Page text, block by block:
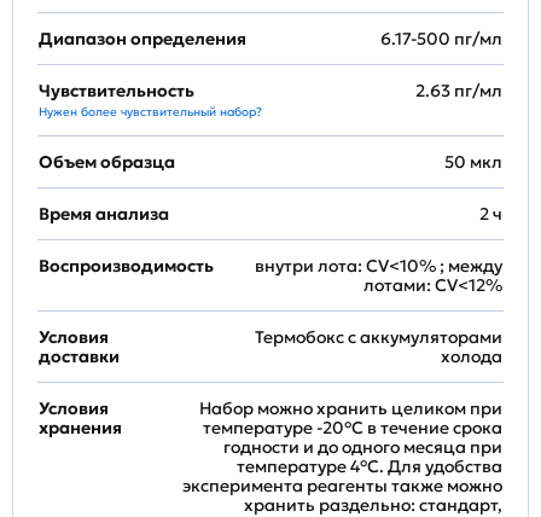
Диапазон определения 6.17-500 пг/мл
Чувствительность
Нужен более чувствительный набор?
2.63 пг/мл
Объем образца 50 мкл
Время анализа 2 ч
Воспроизводимость
внутри лота: CV<10% ; между
лотами: CV<12%
Условия
доставки
Термобокс с аккумуляторами
холода
Условия
хранения
Набор можно хранить целиком при
температуре -20°C в течение срока
годности и до одного месяца при
температуре 4°C. Для удобства
эксперимента реагенты также можно
хранить раздельно: стандарт,